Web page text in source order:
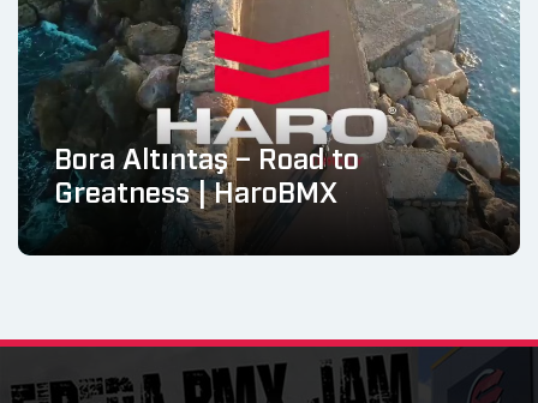
Bora Altıntaş – Road to
Greatness | HaroBMX